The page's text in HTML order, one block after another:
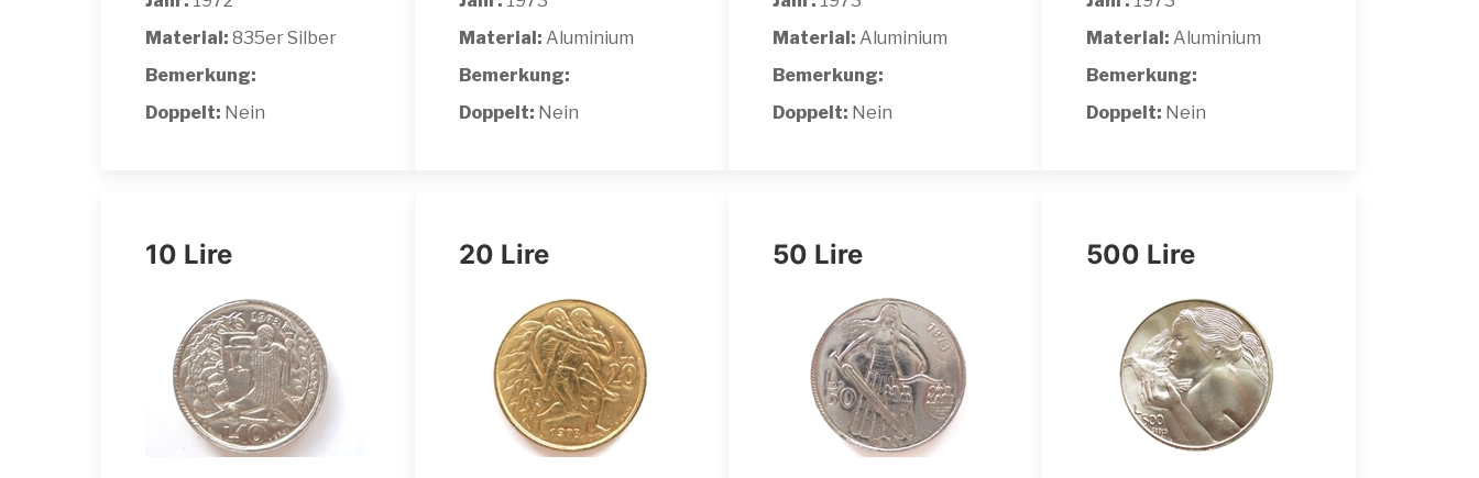
Material: 835er Silber
Bemerkung:
Doppelt: Nein
Material: Aluminium
Bemerkung:
Doppelt: Nein
Material: Aluminium
Bemerkung:
Doppelt: Nein
Material: Aluminium
Bemerkung:
Doppelt: Nein
10 Lire 20 Lire 50 Lire 500 Lire